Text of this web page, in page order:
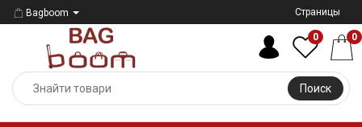
Bagboom Страницы
Поиск
0 0